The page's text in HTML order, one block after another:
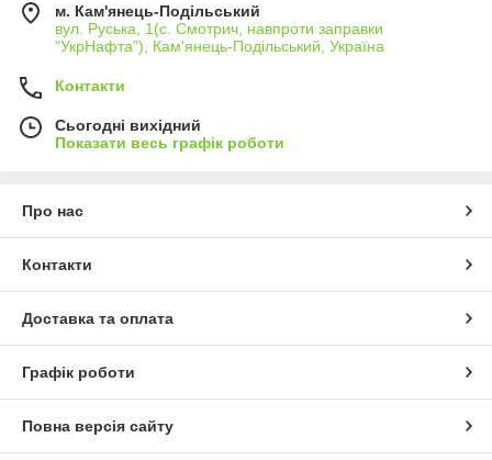
м. Кам'янець-Подільський
вул. Руська, 1(с. Смотрич, навпроти заправки
"УкрНафта"), Кам'янець-Подільський, Україна
Контакти
Сьогодні вихідний
Показати весь графік роботи
Про нас
Контакти
Доставка та оплата
Графік роботи
Повна версія сайту